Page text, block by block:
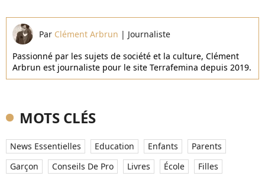
Par Clément Arbrun | Journaliste
Passionné par les sujets de société et la culture, Clément
Arbrun est journaliste pour le site Terrafemina depuis 2019.
MOTS CLÉS
News Essentielles Education Enfants
Parents
Garçon
Conseils De Pro Livres École
Filles